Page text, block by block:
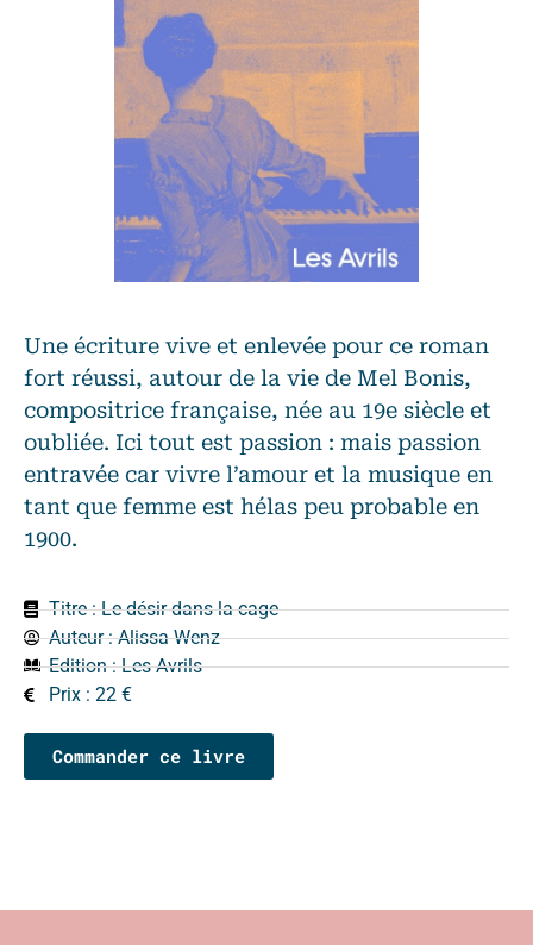
Une écriture vive et enlevée pour ce roman
fort réussi, autour de la vie de Mel Bonis,
compositrice française, née au 19e siècle et
oubliée. Ici tout est passion : mais passion
entravée car vivre l’amour et la musique en
tant que femme est hélas peu probable en
1900.
Titre : Le désir dans la cage
Auteur :Alissa Wenz
Edition :Les Avrils
Prix : 22 €
Commander ce livre